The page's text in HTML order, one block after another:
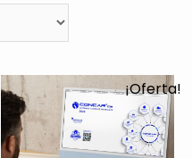
¡Oferta!